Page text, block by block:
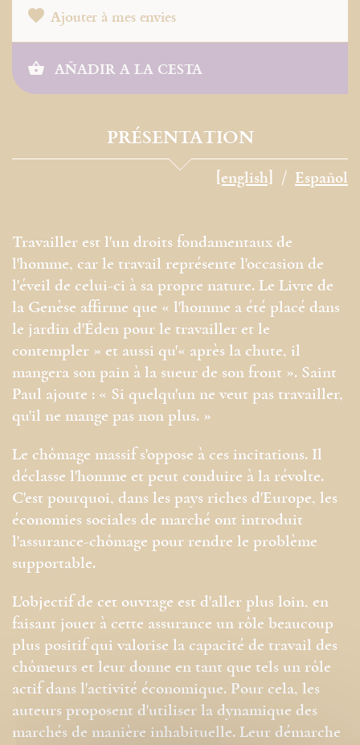
Ajouter à mes envies
AÑADIR A LA CESTA
PRÉSENTATION
[english] Español
Travailler est l'un droits fondamentaux de
l'homme, car le travail représente l'occasion de
l'éveil de celui-ci à sa propre nature. Le Livre de
la Genèse affirme que « l'homme a été placé dans
le jardin d'Éden pour le travailler et le
contempler » et aussi qu'« après la chute, il
mangera son pain à la sueur de son front ». Saint
Paul ajoute : « Si quelqu'un ne veut pas travailler,
qu'il ne mange pas non plus. »
Le chômage massif s'oppose à ces incitations. Il
déclasse l'homme et peut conduire à la révolte.
C'est pourquoi, dans les pays riches d'Europe, les
économies sociales de marché ont introduit
l'assurance-chômage pour rendre le problème
supportable.
L'objectif de cet ouvrage est d'aller plus loin, en
faisant jouer à cette assurance un rôle beaucoup
plus positif qui valorise la capacité de travail des
chômeurs et leur donne en tant que tels un rôle
actif dans l'activité économique. Pour cela, les
auteurs proposent d'utiliser la dynamique des
marchés de manière inhabituelle. Leur démarche